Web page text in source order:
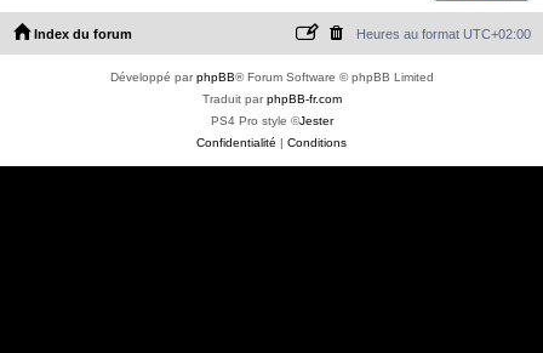
Index du forum Heures au format UTC+02:00
Développé parphpBB® Forum Software © phpBB Limited
Traduit parphpBB-fr.com
PS4 Pro style ©Jester
Confidentialité | Conditions